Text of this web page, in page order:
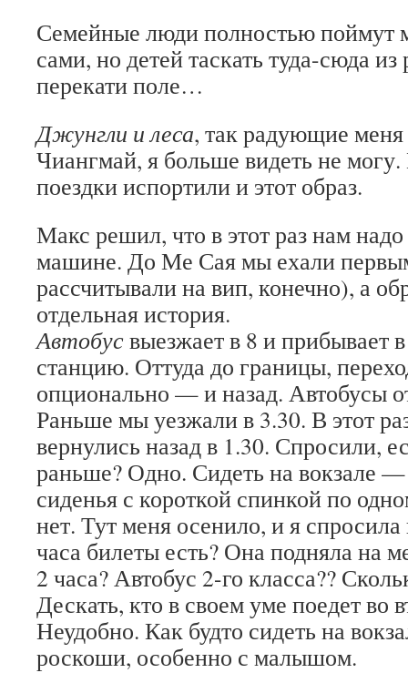
Семейные люди полностью поймут
сами, но детей таскать туда-сюда из
перекати поле…
Джунгли и леса, так радующие
Чиангмай, я больше видеть не
поездки испортили и этот образ.
Макс решил, что в этот раз нам надо
машине. До Ме Сая мы ехали
рассчитывали на вип, конечно), а
отдельная история.
Автобусвыезжает в 8 и прибывает
станцию. Оттуда до границы,
опционально — и назад. Автобусы
Раньше мы уезжали в 3.30. В этот
вернулись назад в 1.30. Спросили,
раньше? Одно. Сидеть на вокзале
сиденья с короткой спинкой по
нет. Тут меня осенило, и я
часа билеты есть? Она подняла на
2 часа? Автобус 2-го класса??
Дескать, кто в своем уме поедет во
Неудобно. Как будто сидеть на
роскоши, особенно с малышом.